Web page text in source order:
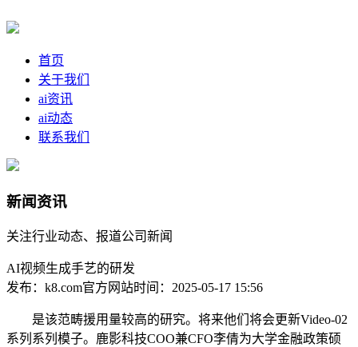
首页
关于我们
ai资讯
ai动态
联系我们
新闻资讯
关注行业动态、报道公司新闻
AI视频生成手艺的研发
发布：k8.com官方网站时间：2025-05-17 15:56
是该范畴援用量较高的研究。将来他们将会更新Video-02
系列系列模子。鹿影科技COO兼CFO李倩为大学金融政策硕